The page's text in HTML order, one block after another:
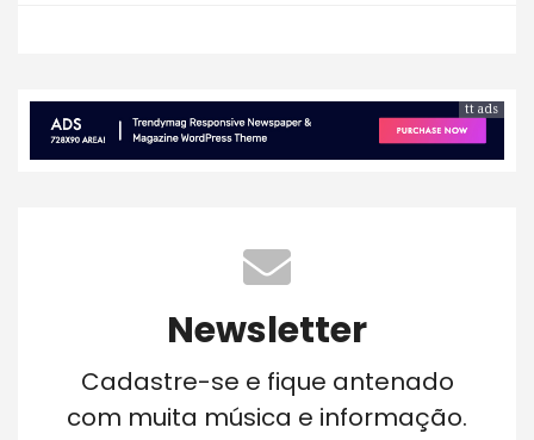
tt ads
Newsletter
Cadastre-se e fique antenado
com muita música e informação.